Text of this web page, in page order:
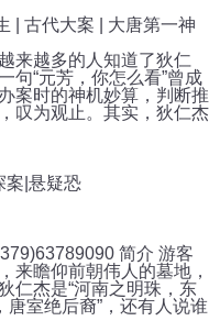
| 古代大案 | 大唐第一神
来越多的人知道了狄仁
句“元芳，你怎么看”曾成
案时的神机妙算，判断推
叹为观止。其实，狄仁杰
案|悬疑恐
简介 游客
来瞻仰前朝伟人的墓地，
仁杰是“河南之明珠，东
唐室绝后裔”，还有人说谁